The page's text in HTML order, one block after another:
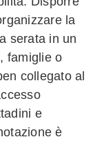
la
serata in un
famiglie o
collegato al
e
è